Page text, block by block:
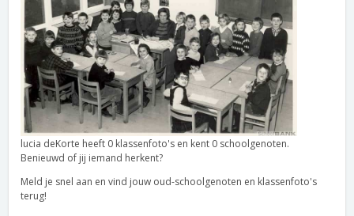
lucia deKorte heeft 0 klassenfoto's en kent 0 schoolgenoten.
Benieuwd of jij iemand herkent?
Meld je snel aan en vind jouw oud-schoolgenoten en klassenfoto's
terug!